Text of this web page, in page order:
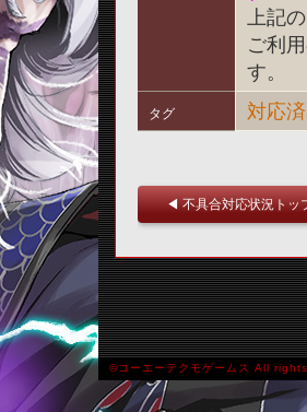
上記
ご利
す。
タグ 対応
◀ 不具合対応状況トッ